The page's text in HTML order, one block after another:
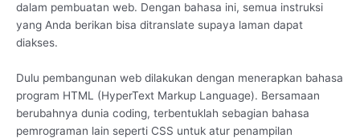
dalam pembuatan web. Dengan bahasa ini, semua instruksi
yang Anda berikan bisa ditranslate supaya laman dapat
diakses.
Dulu pembangunan web dilakukan dengan menerapkan bahasa
program HTML (HyperText Markup Language). Bersamaan
berubahnya dunia coding, terbentuklah sebagian bahasa
pemrograman lain seperti CSS untuk atur penampilan